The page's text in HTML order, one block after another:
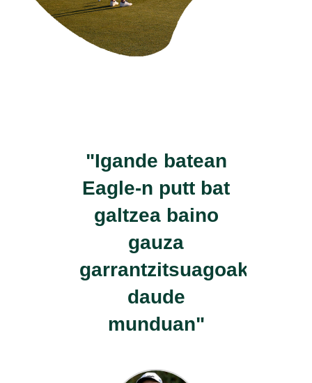
"Igande batean
Eagle-n putt bat
galtzea baino
gauza
garrantzitsuagoak
daude
munduan"